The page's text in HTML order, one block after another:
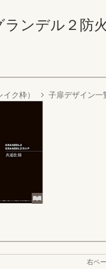
ンデル２防
ク枠） 子扉デザイン一
右ペ